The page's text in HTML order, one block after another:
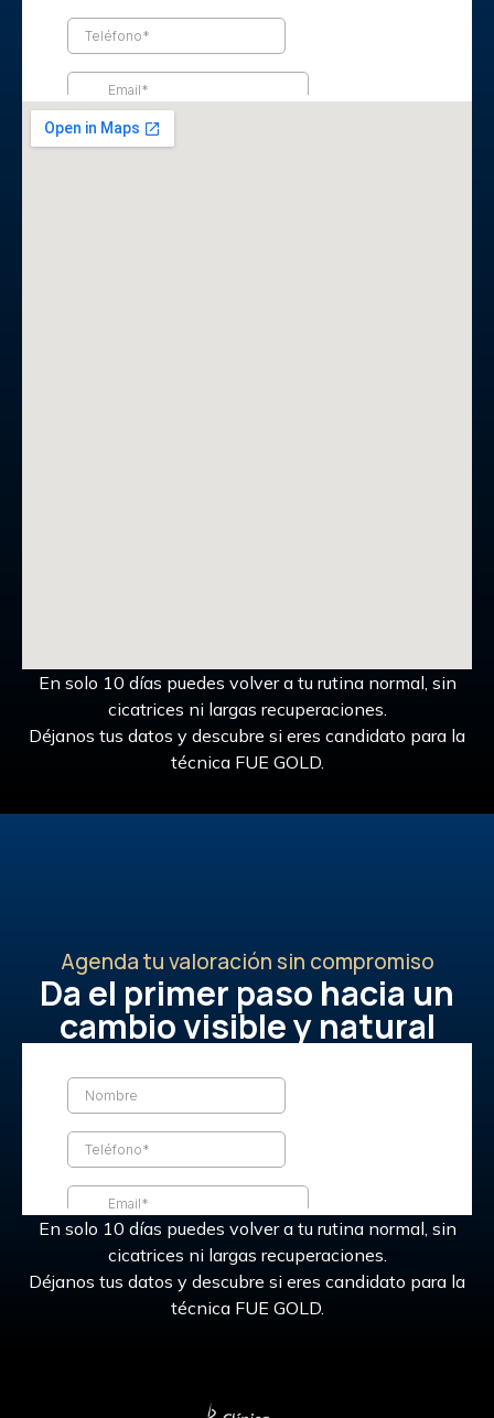
En solo 10 días puedes volver a tu rutina normal, sin
cicatrices ni largas recuperaciones.
Déjanos tus datos y descubre si eres candidato para la
técnica FUE GOLD.
Agenda tu valoración sin compromiso
Da el primer paso hacia un
cambio visible y natural
En solo 10 días puedes volver a tu rutina normal, sin
cicatrices ni largas recuperaciones.
Déjanos tus datos y descubre si eres candidato para la
técnica FUE GOLD.